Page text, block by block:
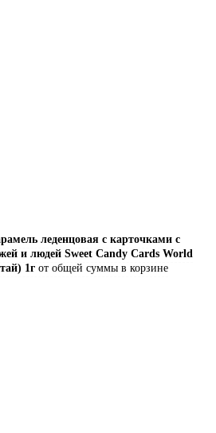
леденцовая с карточками с
и людей Sweet Candy Cards World
1гот общей суммы в корзине